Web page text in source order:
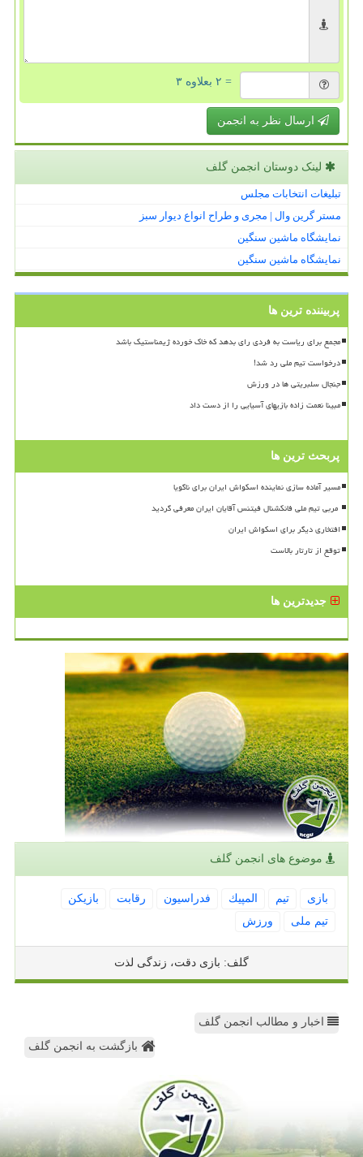
= ۲ بعلاوه ۳
ارسال نظر به انجمن
لینک دوستان انجمن گلف
تبلیغات انتخابات مجلس
مستر گرین وال | مجری و طراح انواع دیوار سبز
نمایشگاه ماشین سنگین
نمایشگاه ماشین سنگین
پربیننده ترین ها
مجمع برای ریاست به فردی رای بدهد که خاک خورده ژیمناستیک باشد
درخواست تیم ملی رد شد!
جنجال سلبریتی ها در ورزش
مبینا نعمت زاده بازیهای آسیایی را از دست داد
پربحث ترین ها
مسیر آماده سازی نماینده اسکواش ایران برای ناگویا
افتخاری دیگر برای اسکواش ایران
توقع از تارتار بالاست
جدیدترین ها
موضوع های انجمن گلف
بازی تیم المپیك فدراسیون رقابت
بازیكن
تیم ملی
ورزش
گلف: بازی دقت، زندگی لذت
اخبار و مطالب انجمن گلف
بازگشت به انجمن گلف